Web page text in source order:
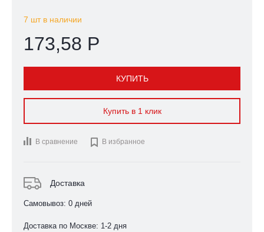
7 шт в наличии
173,58 Р
КУПИТЬ
Купить в 1 клик
В сравнение  В избранное
Доставка
Самовывоз: 0 дней
Доставка по Москве: 1-2 дня